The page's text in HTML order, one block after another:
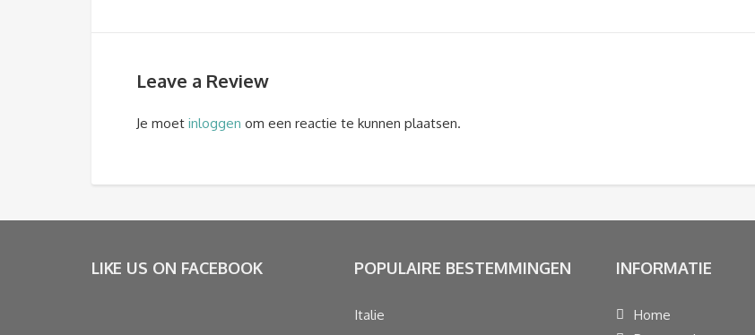
Leave a Review
Je moet inloggen om een reactie te kunnen plaatsen.
LIKE US ON FACEBOOK POPULAIRE BESTEMMINGEN
Italie
INFORMATIE
Home